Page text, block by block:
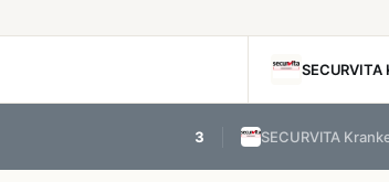
3 SECURVITA